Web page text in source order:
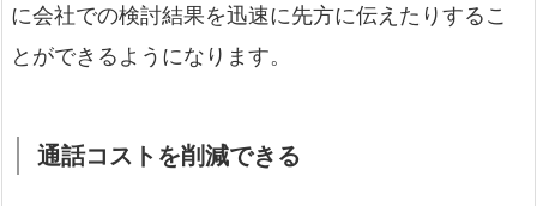
に会社での検討結果を迅速に先方に伝えたりするこ
とができるようになります。
通話コストを削減できる